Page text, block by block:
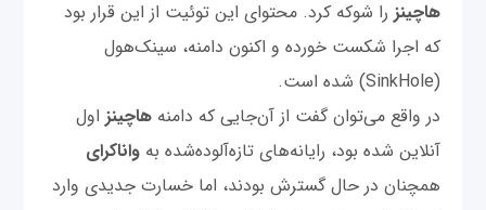
هاچینز را شوکه کرد. محتوای این توئیت از این قرار بود
که اجرا شکست خورده و اکنون دامنه، سینک‌هول
(SinkHole) شده است.
در واقع می‌توان گفت از آن‌جایی که دامنههاچینز اول
آنلاین شده بود، رایانه‌های تازه‌آلوده‌شده بهواناکرای
همچنان در حال گسترش بودند، اما خسارت جدیدی وارد